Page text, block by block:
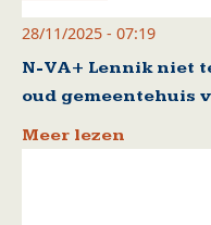
28/11/2025 - 07:19
N-VA+ Lennik niet
oud gemeentehuis
Meer lezen